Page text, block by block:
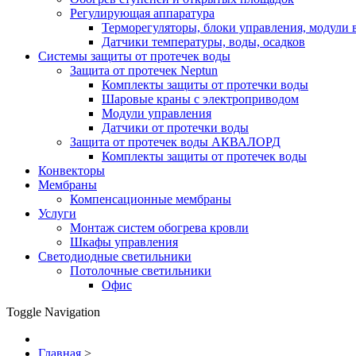
Регулирующая аппаратура
Терморегуляторы, блоки управления, модули
Датчики температуры, воды, осадков
Системы защиты от протечек воды
Защита от протечек Neptun
Комплекты защиты от протечки воды
Шаровые краны с электроприводом
Модули управления
Датчики от протечки воды
Защита от протечек воды АКВАЛОРД
Комплекты защиты от протечек воды
Конвекторы
Мембраны
Компенсационные мембраны
Услуги
Монтаж систем обогрева кровли
Шкафы управления
Светодиодные светильники
Потолочные светильники
Офис
Toggle Navigation
Главная >